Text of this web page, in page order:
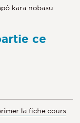
kara nobasu
ce
la fiche cours